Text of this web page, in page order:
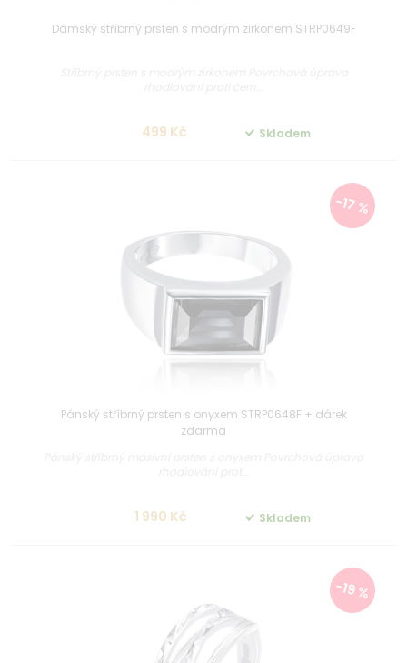
Dámský stříbrný prsten s modrým zirkonem STRP0649F
499 Kč Skladem
-17 %
Pánský stříbrný prsten s onyxem STRP0648F + dárek
zdarma
1 990 Kč Skladem
-19 %